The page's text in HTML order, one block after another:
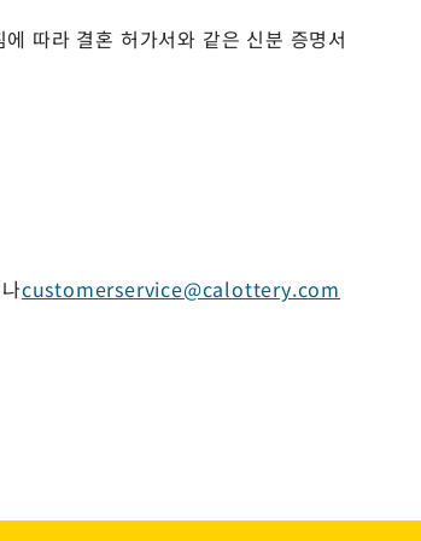
에 따라 결혼 허가서와 같은 신분 증명서
customerservice@calottery.com